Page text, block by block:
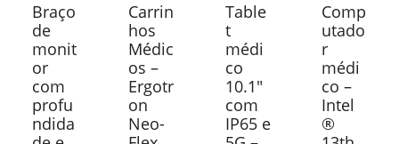
Braço
de
monit
or
com
profu
ndida
Carrin
hos
Médic
os –
Ergotr
on
Neo-
Table
t
médi
co
10.1″
com
IP65 e
Comp
utado
r
médi
co –
Intel
®